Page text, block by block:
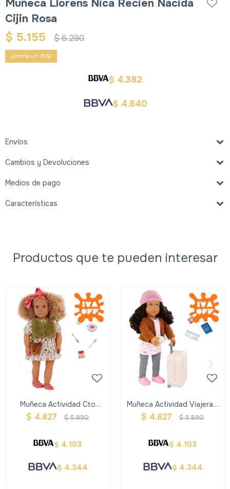
Muñeca Llorens Nica Recien Nacida
Cijin Rosa
$ 5.155 $6.290
18
$ 4.382
$ 4.640
Envíos
Cambios y Devoluciones
Medios de pago
Características
Productos que te pueden interesar
Muñeca Actividad Cto
Hadas - Addison - Our
$ 4.827 $ 5.890
$ 4.103
$ 4.344
Muñeca Actividad Viajera -
Lisandra - Our Generation
$ 4.827 $ 5.890
$ 4.103
$ 4.344